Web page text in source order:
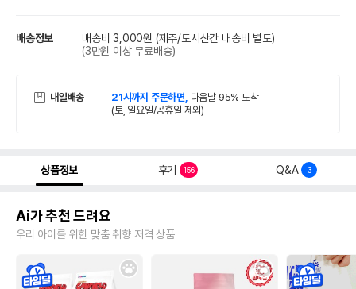
배송정보 배송비 3,000원 (제주/도서산간 배송비 별도)
(3만원 이상 무료배송)
내일배송 21시까지 주문하면, 다음날 95% 도착
(토, 일요일/공휴일 제외)
상품정보 후기 156 Q&A 3
Ai가 추천 드려요
우리 아이를 위한 맞춤 취향 저격 상품